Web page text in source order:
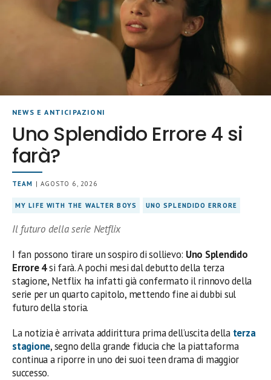
NEWS E ANTICIPAZIONI
Uno Splendido Errore 4 si
farà?
TEAM | AGOSTO 6, 2026
MY LIFE WITH THE WALTER BOYS UNO SPLENDIDO ERRORE
Il futuro della serie Netflix
I fan possono tirare un sospiro di sollievo: Uno Splendido
Errore 4si farà. A pochi mesi dal debutto della terza
stagione, Netflix ha infatti già confermato il rinnovo della
serie per un quarto capitolo, mettendo fine ai dubbi sul
futuro della storia.
La notizia è arrivata addirittura prima dell’uscita della terza
stagione, segno della grande fiducia che la piattaforma
continua a riporre in uno dei suoi teen drama di maggior
successo.